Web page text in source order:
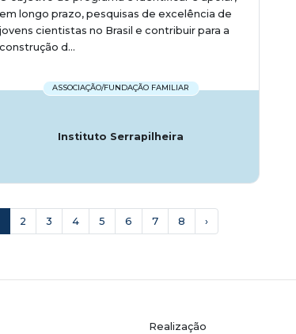
em longo prazo, pesquisas de excelência de
jovens cientistas no Brasil e contribuir para a
construção d...
ASSOCIAÇÃO/FUNDAÇÃO FAMILIAR
Instituto Serrapilheira
2 3 4 5 6 7 8 ›
Realização